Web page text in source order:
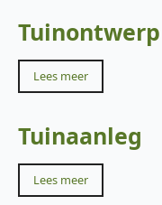
Tuinontwerp
Lees meer
Tuinaanleg
Lees meer